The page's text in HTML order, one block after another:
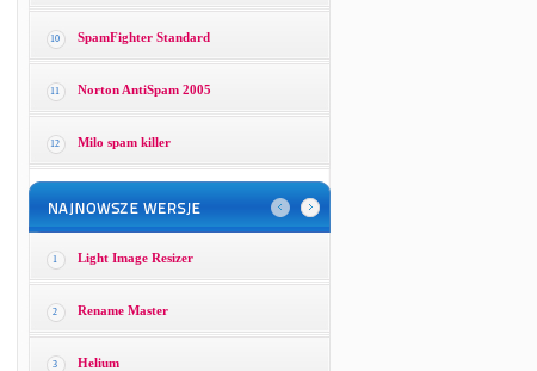
10 SpamFighter Standard
11 Norton AntiSpam 2005
12 Milo spam killer
1 Light Image Resizer
2 Rename Master
3 Helium